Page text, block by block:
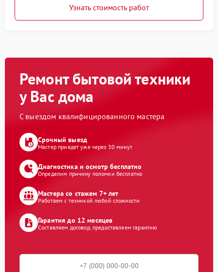
Узнать стоимость работ
Ремонт бытовой техники
у Вас дома
С выездом квалифицированного мастера
Срочный выезд
Мастер приедет уже через 30 минут
Диагностика и осмотр бесплатно
Определим причину поломки бесплатно
Мастера со стажем 7+ лет
Работаем с техникой любой сложности
Гарантия до 12 месяцев
Составляем договор, предоставляем гарантию